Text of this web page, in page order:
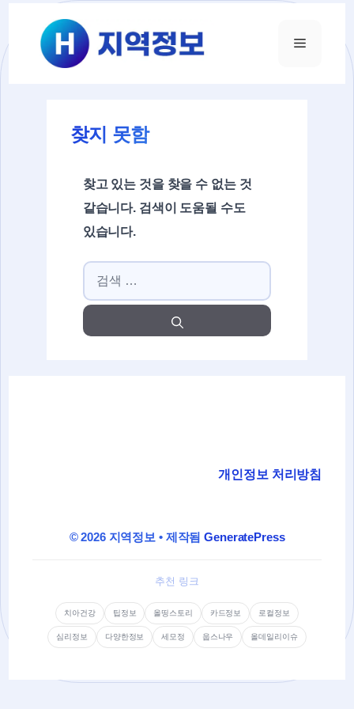
건너뛰기
메뉴
찾지 못함
찾고 있는 것을 찾을 수 없는 것
같습니다. 검색이 도움될 수도
있습니다.
검색:
개인정보 처리방침
© 2026 지역정보 • 제작됨GeneratePress
추천 링크
치아건강 팁정보 올띵스토리 카드정보 로컬정보
심리정보 다양한정보 세모정 웁스나우 올데일리이슈